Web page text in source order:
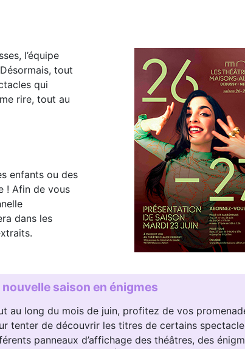
l’équipe
tout
qui
rire, tout au
enfants ou des
! Afin de vous
dans les
nouvelle saison en énigmes
au long du mois de juin, profitez de vos
tenter de découvrir les titres de certains
panneaux d’affichage des théâtres, des